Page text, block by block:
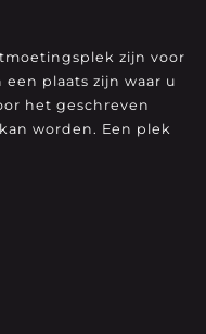
zijn voor
plaats zijn waar u
het geschreven
worden. Een plek